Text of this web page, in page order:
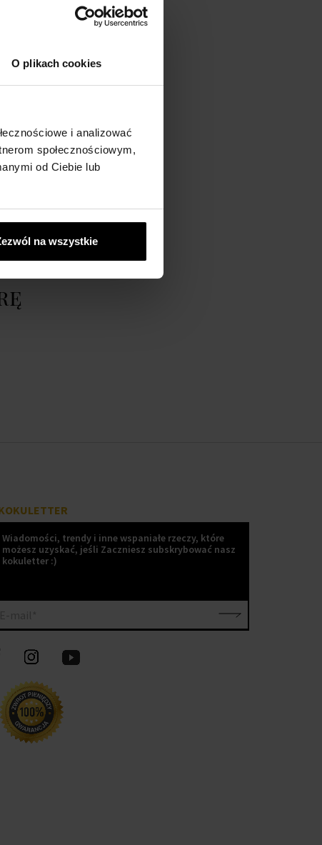
O plikach cookies
i analizować
społecznościowym,
od Ciebie lub
na wszystkie
Afnan Perfumes Global
Wiadomości, trendy i inne wspaniałe rzeczy, które
możesz uzyskać, jeśli Zaczniesz subskrybować nasz
kokuletter :)